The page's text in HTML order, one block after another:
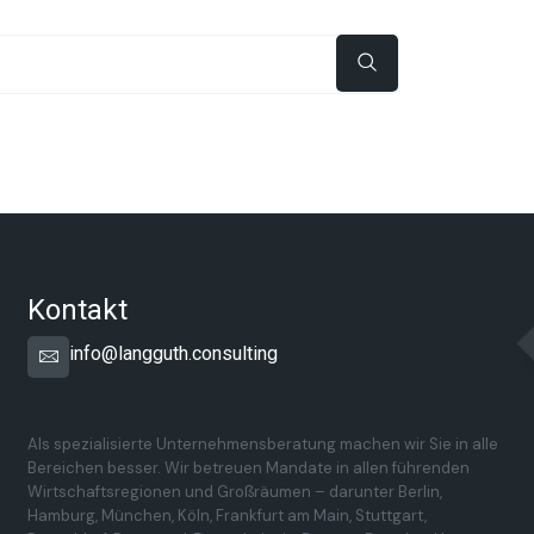
Kontakt
info@langguth.consulting
Als spezialisierte Unternehmensberatung machen wir Sie in alle
Bereichen besser. Wir betreuen Mandate in allen führenden
Wirtschaftsregionen und Großräumen – darunter Berlin,
Hamburg, München, Köln, Frankfurt am Main, Stuttgart,